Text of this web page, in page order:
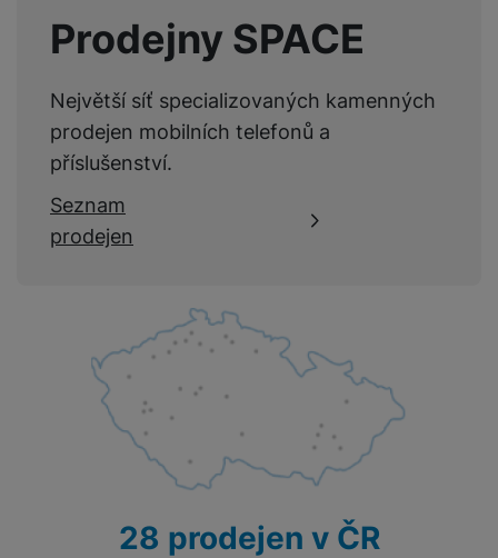
Prodejny SPACE
Největší síť specializovaných kamenných
prodejen mobilních telefonů a
příslušenství.
Seznam
prodejen
28 prodejen v ČR